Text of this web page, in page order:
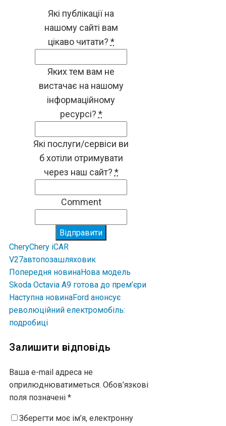
Які публікації на
нашому сайті вам
цікаво читати? *
Яких тем вам не
вистачає на нашому
інформаційному
ресурсі? *
Які послуги/сервіси ви
б хотіли отримувати
через наш сайт? *
Comment
Відправити
CheryChery iCAR
V27автопозашляховик
Попередня новинаНова модель
Skoda Octavia A9 готова до прем’єри
Наступна новинаFord анонсує
революційний електромобіль:
подробиці
Залишити відповідь
Ваша e-mail адреса не
оприлюднюватиметься. Обов’язкові
поля позначені *
Зберегти моє ім’я, електронну